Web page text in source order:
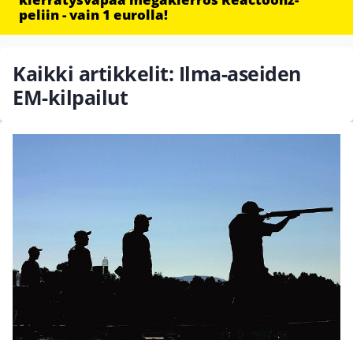
peliin - vain 1 eurolla!
Kaikki artikkelit: Ilma-aseiden
EM-kilpailut